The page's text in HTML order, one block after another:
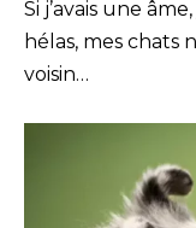
Si j’avais une
hélas, mes chats
voisin…